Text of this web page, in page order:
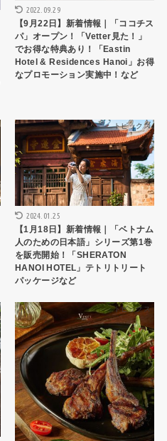
2022.09.29
【9月22日】新着情報｜「ココチス
パ」オープン！「Vetter見た！」
でお得な特典あり！「Eastin
Hotel & Residences Hanoi」お得
なプロモーション実施中！など
トピックス
2024.01.25
【1月18日】新着情報｜「ベトナム
人のための日本語」シリーズ第1巻
を販売開始！「SHERATON
HANOI HOTEL」テトリトリート
パッケージなど
トピックス